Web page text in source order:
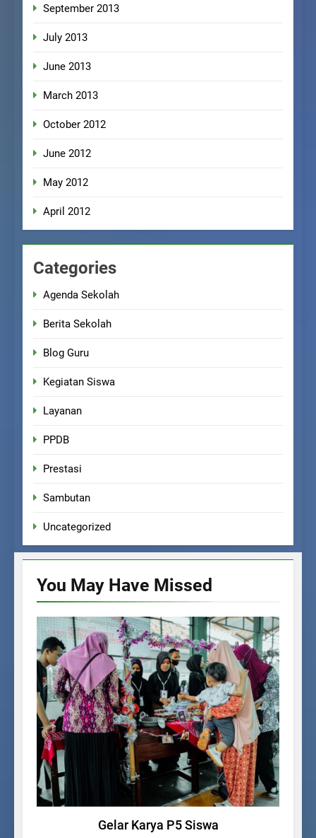
September 2013
July 2013
June 2013
March 2013
October 2012
June 2012
May 2012
April 2012
Categories
Agenda Sekolah
Berita Sekolah
Blog Guru
Kegiatan Siswa
Layanan
PPDB
Prestasi
Sambutan
Uncategorized
You May Have Missed
KEGIATAN SISWA
Gelar Karya P5 Siswa